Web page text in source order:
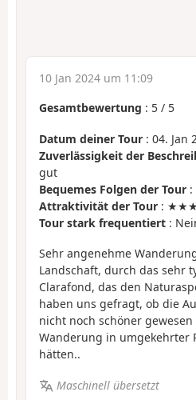
10 Jan 2024 um 11:09
Gesamtbewertung : 5 / 5
Datum deiner Tour : 04. Jan
Zuverlässigkeit der
gut
Bequemes Folgen der Tour
Attraktivität der Tour :
Tour stark frequentiert :
Sehr angenehme
Landschaft, durch das sehr
Clarafond, das den
haben uns gefragt, ob die
nicht noch schöner
Wanderung in umgekehrter
hätten..
Maschinell übersetzt